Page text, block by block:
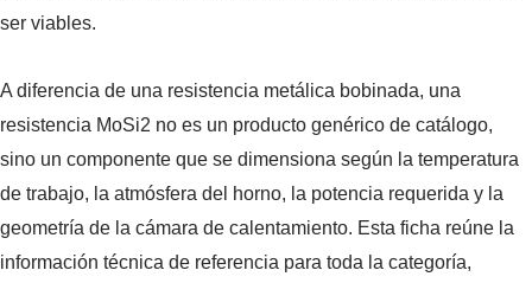
Máquina formadora de tubos de acero inoxidable
ser viables.
A diferencia de una resistencia metálica bobinada, una
resistencia MoSi2 no es un producto genérico de catálogo,
sino un componente que se dimensiona según la temperatura
de trabajo, la atmósfera del horno, la potencia requerida y la
geometría de la cámara de calentamiento. Esta ficha reúne la
información técnica de referencia para toda la categoría,